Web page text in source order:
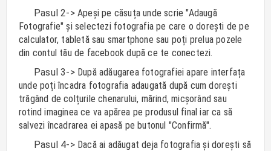
Pasul 2->Apeși pe căsuța unde scrie "Adaugă
Fotografie" și selectezi fotografia pe care o dorești de pe
calculator, tabletă sau smartphone sau poți prelua pozele
din contul tău de facebook după ce te conectezi.
Pasul 3->După adăugarea fotografiei apare interfața
unde poți încadra fotografia adaugată după cum dorești
trăgând de colțurile chenarului, mărind, micșorând sau
rotind imaginea ce va apărea pe produsul final iar ca să
salvezi încadrarea ei apasă pe butonul "Confirmă".
Pasul 4->Dacă ai adăugat deja fotografia și dorești să